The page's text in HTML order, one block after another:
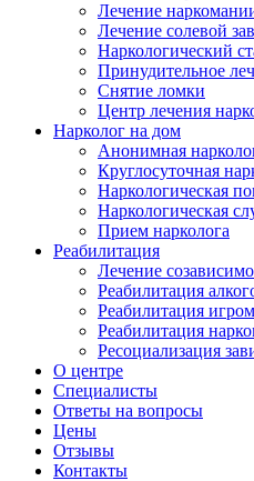
Лечение
Лечение солевой
Наркологический
Принудительное
Снятие ломки
Центр лечения
Нарколог на дом
Анонимная
Круглосуточная
Наркологическая
Наркологическая
Прием нарколога
Реабилитация
Лечение
Реабилитация
Реабилитация
Реабилитация
Ресоциализация
О центре
Специалисты
Ответы на вопросы
Цены
Отзывы
Контакты